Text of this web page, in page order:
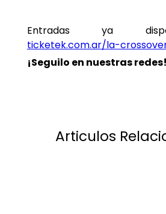
Entradas ya
ticketek.com.ar/la-
¡Seguilo en nuestras redes!
Articulos